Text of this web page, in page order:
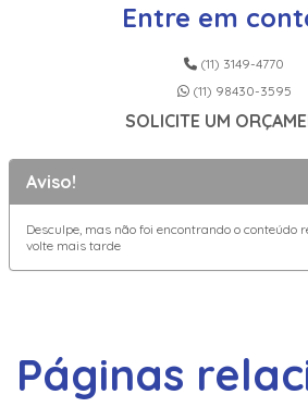
Entre em
(11) 3149-4770
(11) 98430-3595
SOLICITE UM
Aviso!
Desculpe, mas não foi encontrando o conteúdo
volte mais tarde
Páginas